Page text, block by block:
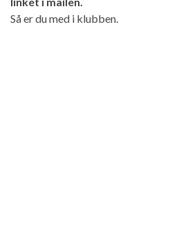
Så er du med i klubben.